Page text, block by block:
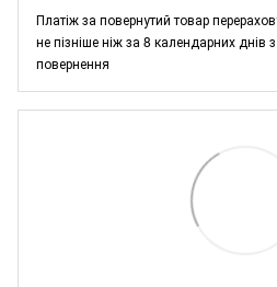
Платіж за повернутий товар
не пізніше ніж за 8 календарних днів
повернення